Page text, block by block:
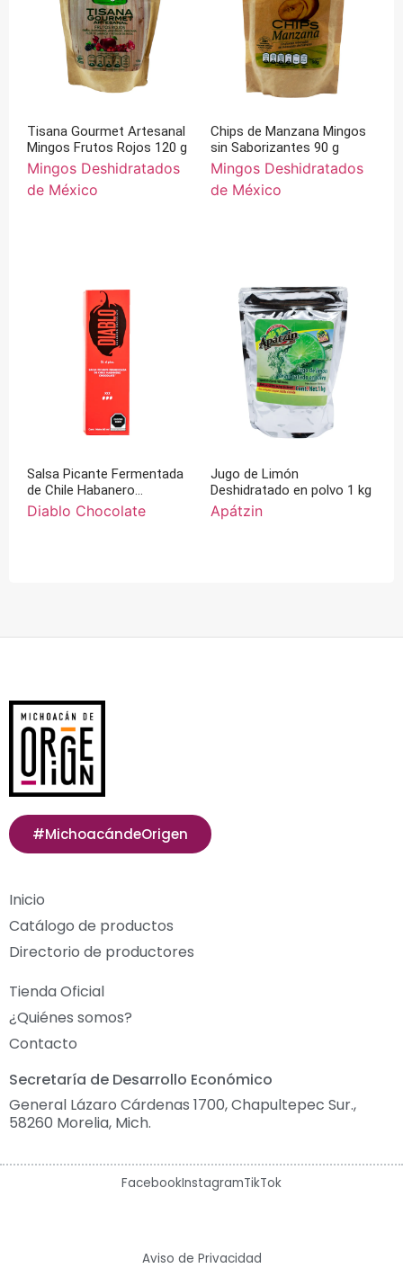
Tisana Gourmet Artesanal
Mingos Frutos Rojos 120 g
Mingos Deshidratados
de México
Chips de Manzana Mingos
sin Saborizantes 90 g
Mingos Deshidratados
de México
Salsa Picante Fermentada
de Chile Habanero
Chocolate 60 ml
Diablo Chocolate
Jugo de Limón
Deshidratado en polvo 1 kg
Apátzin
#MichoacándeOrigen
Inicio
Catálogo de productos
Directorio de productores
Tienda Oficial
¿Quiénes somos?
Contacto
Secretaría de Desarrollo Económico
General Lázaro Cárdenas 1700, Chapultepec Sur.,
58260 Morelia, Mich.
Aviso de Privacidad
FacebookInstagramTikTok